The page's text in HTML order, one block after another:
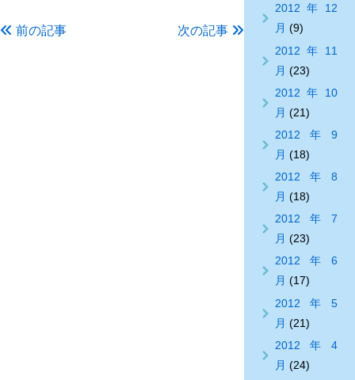
前の記事 次の記事
2012年12
月 (9)
2012年11
月 (23)
2012年10
月 (21)
2012年9
月 (18)
2012年8
月 (18)
2012年7
月 (23)
2012年6
月 (17)
2012年5
月 (21)
2012年4
月 (24)